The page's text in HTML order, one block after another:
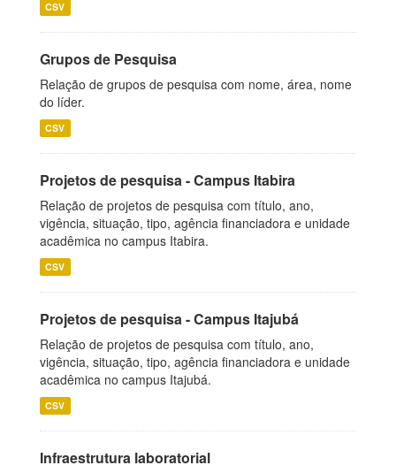
CSV
Grupos de Pesquisa
Relação de grupos de pesquisa com nome, área, nome
do líder.
CSV
Projetos de pesquisa - Campus Itabira
Relação de projetos de pesquisa com título, ano,
vigência, situação, tipo, agência financiadora e unidade
acadêmica no campus Itabira.
CSV
Projetos de pesquisa - Campus Itajubá
Relação de projetos de pesquisa com título, ano,
vigência, situação, tipo, agência financiadora e unidade
acadêmica no campus Itajubá.
CSV
Infraestrutura laboratorial